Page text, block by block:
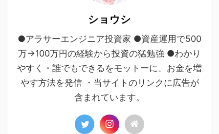
ショウシ
●アラサーエンジニア投資家 ●資産運用で500
万→100万円の経験から投資の猛勉強 ●わかり
やすく・誰でもできるをモットーに、お金を増
やす方法を発信 ・当サイトのリンクに広告が
含まれています。